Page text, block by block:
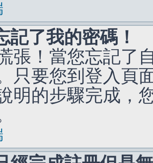
記了我的密碼！
張！當您忘記了
只要您到登入頁
明的步驟完成，